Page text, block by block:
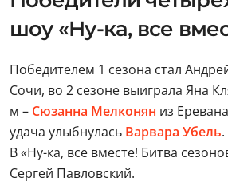
шоу «Ну-ка, все
Победителем 1 сезона стал
Сочи, во 2 сезоне выиграла Яна
м – Сюзанна Мелконян из
удача улыбнулась Варвара Убель
В «Ну-ка, все вместе! Битва
Сергей Павловский.